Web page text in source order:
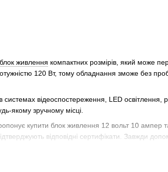
блок живлення компактних розмірів, який може
120 Вт, тому обладнання зможе без
системах відеоспостереження, LED
якому зручному місці.
купити блок живлення 12 вольт 10 ампер
відповідні сертифікати. Завжди